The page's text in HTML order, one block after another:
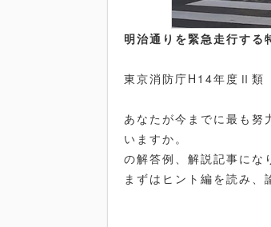
明治通りを緊急走行する
東京消防庁H14年度Ⅱ類
あなたが今までに最も努
いますか。
の解答例、解説記事にな
まずはヒント編を読み、